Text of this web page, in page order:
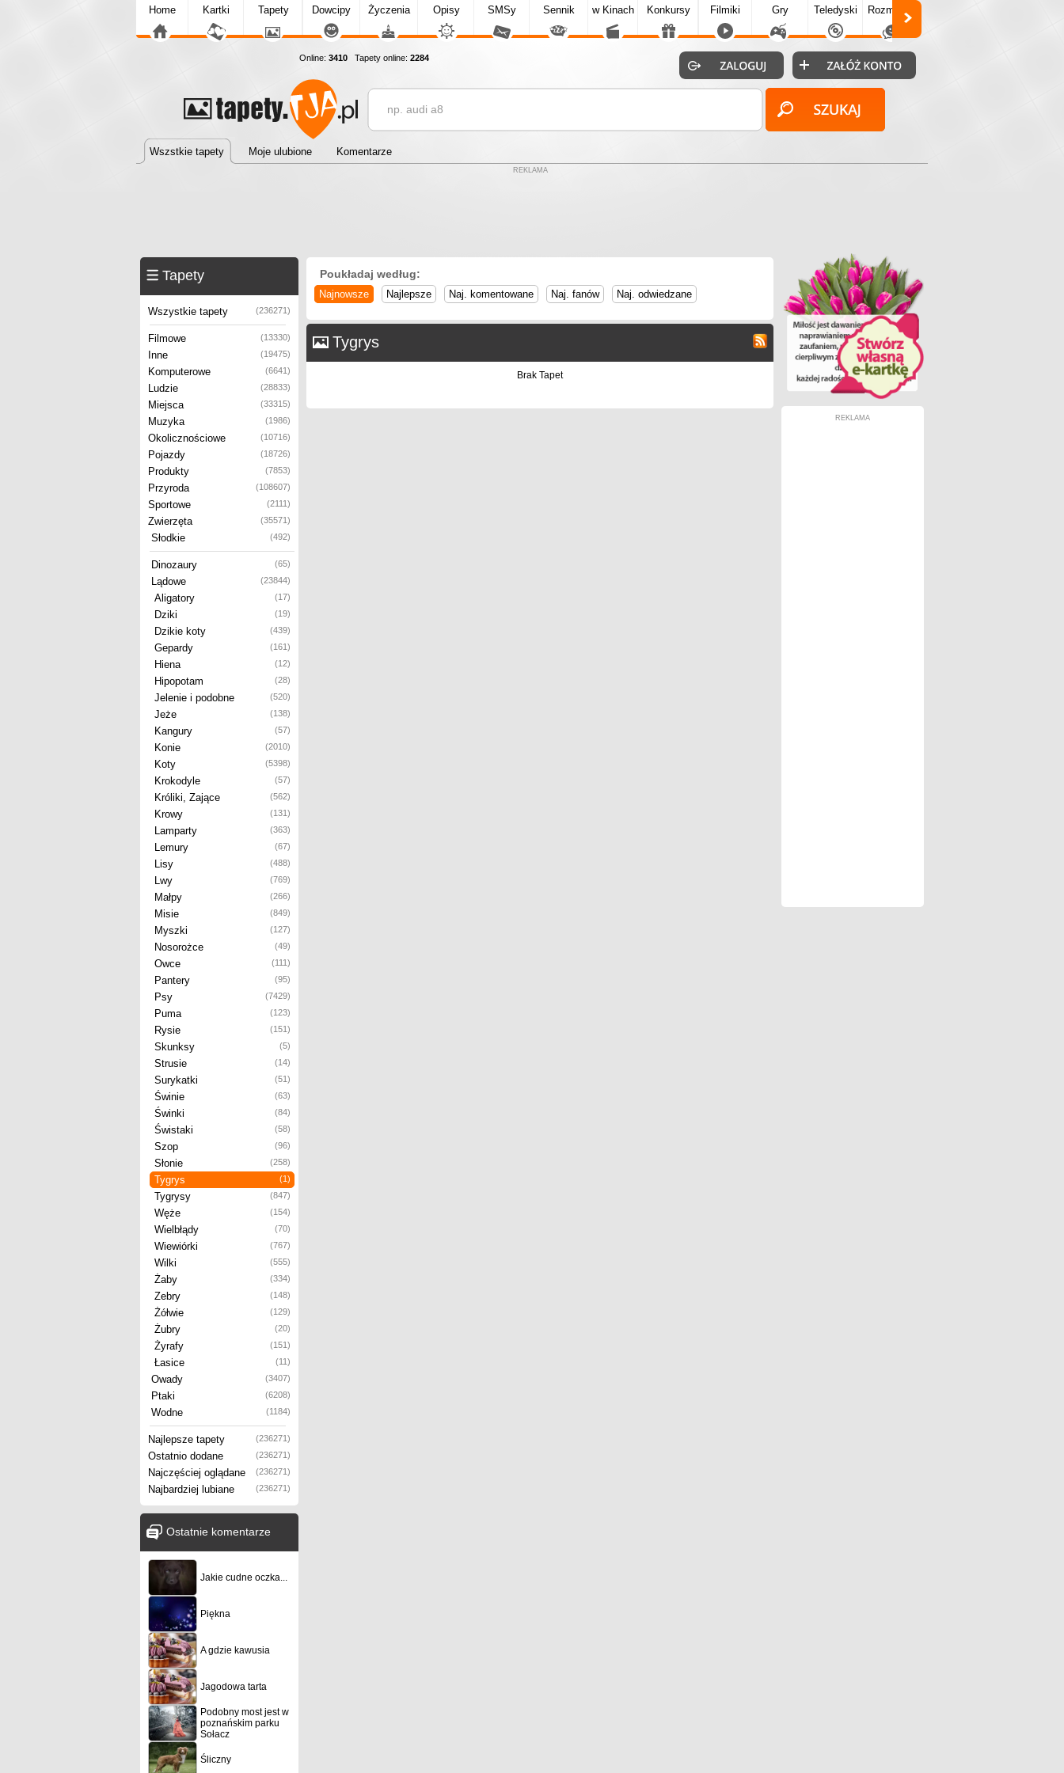
Home Kartki Tapety Dowcipy Życzenia Opisy SMSy Sennik w Kinach Konkursy Filmiki Gry Teledyski Rozmówki
Online: 3410 Tapety online: 2284
Wszstkie tapety Moje ulubione Komentarze
REKLAMA
Tapety
Wszystkie tapety (236271)
Filmowe (13330)
Inne (19475)
Komputerowe (6641)
Ludzie (28833)
Miejsca (33315)
Muzyka (1986)
Okolicznościowe (10716)
Pojazdy (18726)
Produkty (7853)
Przyroda (108607)
Sportowe (2111)
Zwierzęta (35571)
Słodkie (492)
Dinozaury (65)
Lądowe (23844)
Aligatory (17)
Dziki (19)
Dzikie koty (439)
Gepardy (161)
Hiena (12)
Hipopotam (28)
Jelenie i podobne (520)
Jeże (138)
Kangury (57)
Konie (2010)
Koty (5398)
Krokodyle (57)
Króliki, Zające (562)
Krowy (131)
Lamparty (363)
Lemury (67)
Lisy (488)
Lwy (769)
Małpy (266)
Misie (849)
Myszki (127)
Nosorożce (49)
Owce (111)
Pantery (95)
Psy (7429)
Puma (123)
Rysie (151)
Skunksy (5)
Strusie (14)
Surykatki (51)
Świnie (63)
Świnki (84)
Świstaki (58)
Szop (96)
Słonie (258)
Tygrys (1)
Tygrysy (847)
Węże (154)
Wielbłądy (70)
Wiewiórki (767)
Wilki (555)
Żaby (334)
Zebry (148)
Żółwie (129)
Żubry (20)
Żyrafy (151)
Łasice (11)
Owady (3407)
Ptaki (6208)
Wodne (1184)
Najlepsze tapety (236271)
Ostatnio dodane (236271)
Najczęściej oglądane (236271)
Najbardziej lubiane (236271)
Ostatnie komentarze
Jakie cudne oczka...
Piękna
A gdzie kawusia
Jagodowa tarta
Podobny most jest w
poznańskim parku
Sołacz
Śliczny
Poukładaj według:
Najnowsze Najlepsze Naj. komentowane Naj. fanów Naj. odwiedzane
Tygrys
Brak Tapet
REKLAMA